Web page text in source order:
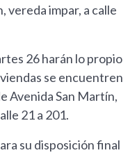
vereda impar, a calle
26 harán lo propio
se encuentren
Avenida San Martín,
21 a 201.
su disposición final